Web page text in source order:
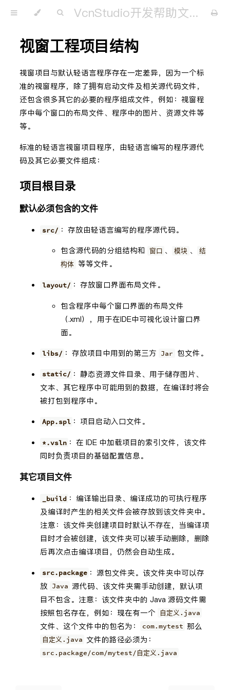
VcnStudio开发帮助文档
视窗工程项目结构
视窗项目与默认轻语言程序存在一定差异，因为一个标
准的视窗程序，除了拥有启动文件及相关源代码文件，
还包含很多其它的必要的程序组成文件，例如：视窗程
序中每个窗口的布局文件、程序中的图片、资源文件等
等。
标准的轻语言视窗项目程序，由轻语言编写的程序源代
码及其它必要文件组成：
项目根目录
默认必须包含的文件
src/ ：存放由轻语言编写的程序源代码。
包含源代码的分组结构和 窗口 、 模块 、
结
构体 等等文件。
layout/ ：存放窗口界面布局文件。
包含程序中每个窗口界面的布局文件
（.xml），用于在IDE中可视化设计窗口界
面。
libs/ ：存放项目中用到的第三方 Jar 包文件。
static/ ：静态资源文件目录、用于储存图片、
文本、其它程序中可能用到的数据，在编译时将会
被打包到程序中。
App.spl ：项目启动入口文件。
*.vsln ：在 IDE 中加载项目的索引文件，该文件
同时负责项目的基础配置信息。
其它项目文件
_build ：编译输出目录、编译成功的可执行程序
及编译时产生的相关文件会被存放到该文件夹中。
注意：该文件夹创建项目时默认不存在，当编译项
目时才会被创建，该文件夹可以被手动删除，删除
后再次点击编译项目，仍然会自动生成。
src.package ：源包文件夹。该文件夹中可以存
放
Java 源代码、该文件夹需手动创建，默认项
目不包含。注意：该文件夹中的 Java 源码文件需
按照包名存在，例如：现在有一个
自定义.java
文件、这个文件中的包名为： com.mytest 那么
自定义.java 文件的路径必须为：
src.package/com/mytest/自定义.java